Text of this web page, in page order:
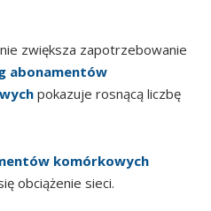
zwiększa zapotrzebowanie
abonamentów
pokazuje rosnącą liczbę
komórkowych
obciążenie sieci.